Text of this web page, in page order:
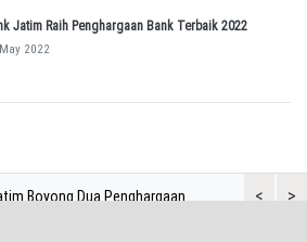
Jatim Raih Penghargaan Bank Terbaik 2022
2022
<
Boyong Dua Penghargaan
Bank
>